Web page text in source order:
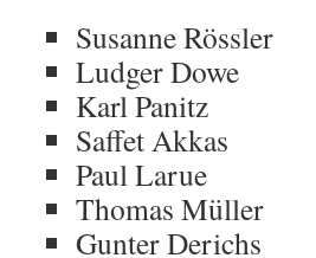
Susanne Rössler
Ludger Dowe
Karl Panitz
Saffet Akkas
Paul Larue
Thomas Müller
Gunter Derichs